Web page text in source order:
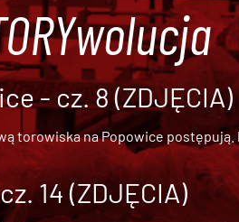
- cz. 8 (ZDJĘCIA)
torowiska na Popowice postępują.
14 (ZDJĘCIA)